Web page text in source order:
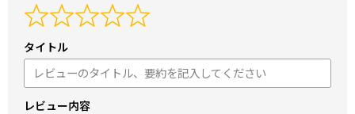
タイトル
レビュー内容